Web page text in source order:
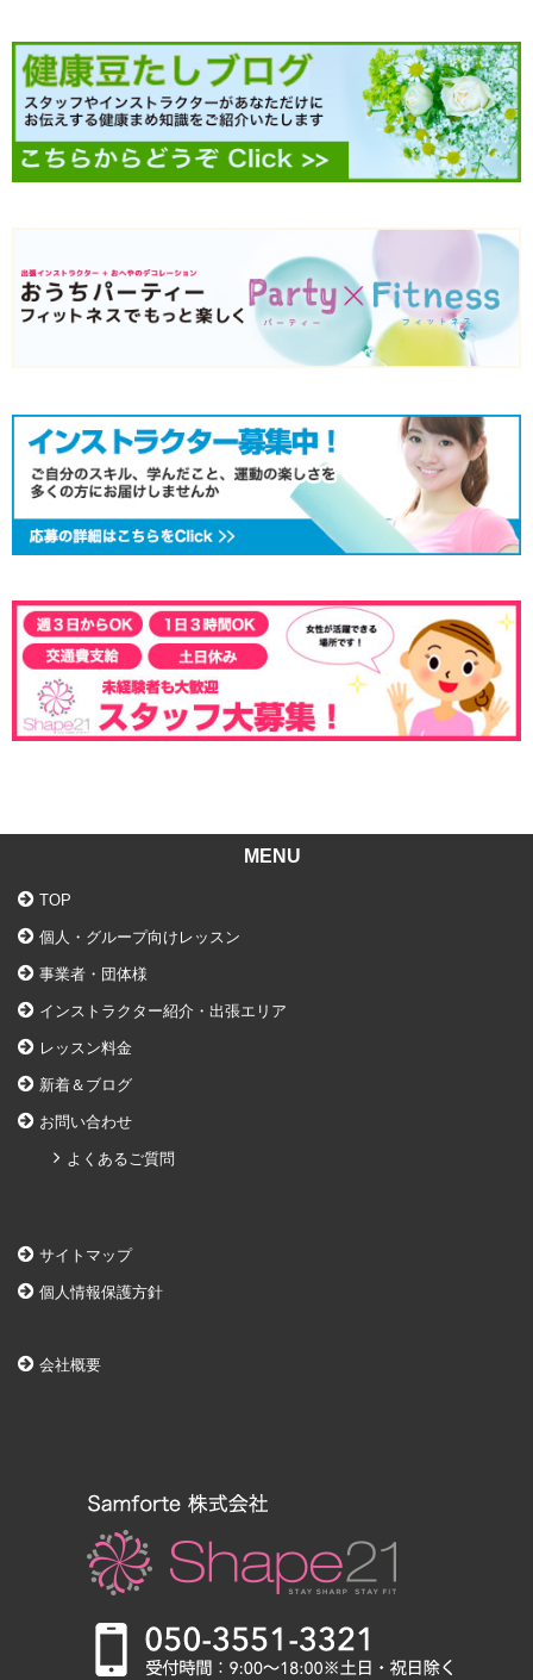
MENU
TOP
個人・グループ向けレッスン
事業者・団体様
インストラクター紹介・出張エリア
レッスン料金
新着＆ブログ
お問い合わせ
よくあるご質問
サイトマップ
個人情報保護方針
会社概要